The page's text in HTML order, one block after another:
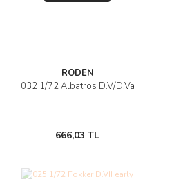
RODEN
032 1/72 Albatros D.V/D.Va
666,03 TL